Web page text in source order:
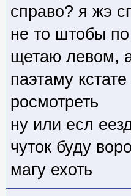
справо? я жэ
не то штобы
щетаю левом,
паэтаму
росмотреть
ну или есл
чуток буду
магу ехоть